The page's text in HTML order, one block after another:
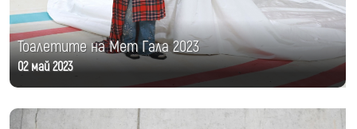
Тоалетите на Мет Гала 2023
02 май 2023